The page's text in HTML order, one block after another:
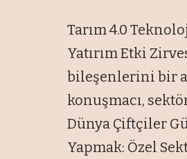
Tarım 4.0
Yatırım Etki
bileşenlerini bir
konuşmacı,
Dünya Çiftçiler
Yapmak: Özel